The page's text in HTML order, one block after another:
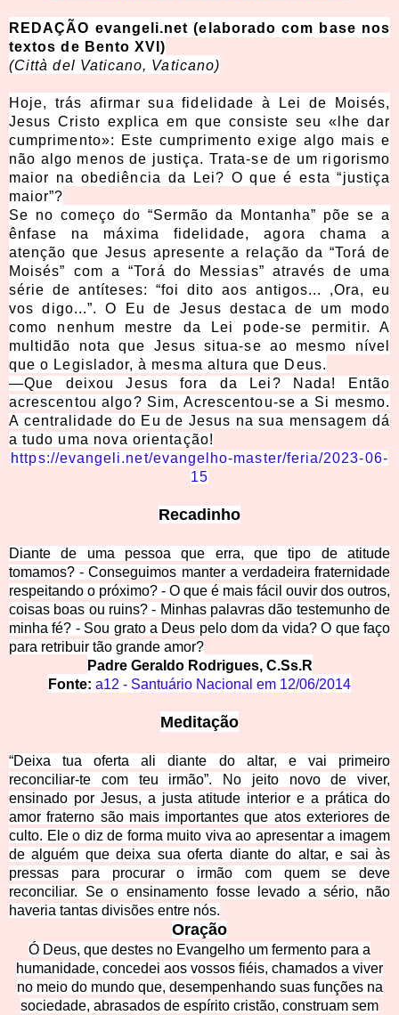
REDAÇÃO evangeli.net (elaborado com base nos
textos de Bento XVI)
(Città del Vaticano, Vaticano)
Hoje, trás afirmar sua fidelidade à Lei de Moisés,
Jesus Cristo explica em que consiste seu «lhe dar
cumprimento»: Este cumprimento exige algo mais e
não algo menos de justiça. Trata-se de um rigorismo
maior na obediência da Lei? O que é esta “justiça
maior”?
Se no começo do “Sermão da Montanha” põe se a
ênfase na máxima fidelidade, agora chama a
atenção que Jesus apresente a relação da “Torá de
Moisés” com a “Torá do Messias” através de uma
série de antíteses: “foi dito aos antigos... ,Ora, eu
vos digo...”. O Eu de Jesus destaca de um modo
como nenhum mestre da Lei pode-se permitir. A
multidão nota que Jesus situa-se ao mesmo nível
que o Legislador, à mesma altura que Deus.
—Que deixou Jesus fora da Lei? Nada! Então
acrescentou algo? Sim, Acrescentou-se a Si mesmo.
A centralidade do Eu de Jesus na sua mensagem dá
a tudo uma nova orientação!
https://evangeli.net/evangelho-master/feria/2023-06-
15
Recadinho
Diante de uma pessoa que erra, que tipo de atitude
tomamos? - Conseguimos manter a verdadeira fraternidade
respeitando o próximo? - O que é mais fácil ouvir dos outros,
coisas boas ou ruins? - Minhas palavras dão testemunho de
minha fé? - Sou grato a Deus pelo dom da vida? O que faço
para retribuir tão grande amor?
Padre Geraldo Rodrigues, C.Ss.R
Fonte: a12 - Santuário Nacional em 12/06/2014
Meditação
“Deixa tua oferta ali diante do altar, e vai primeiro
reconciliar-te com teu irmão”. No jeito novo de viver,
ensinado por Jesus, a justa atitude interior e a prática do
amor fraterno são mais importantes que atos exteriores de
culto. Ele o diz de forma muito viva ao apresentar a imagem
de alguém que deixa sua oferta diante do altar, e sai às
pressas para procurar o irmão com quem se deve
reconciliar. Se o ensinamento fosse levado a sério, não
haveria tantas divisões entre nós.
Oração
Ó Deus, que destes no Evangelho um fermento para a
humanidade, concedei aos vossos fiéis, chamados a viver
no meio do mundo que, desempenhando suas funções na
sociedade, abrasados de espírito cristão, construam sem